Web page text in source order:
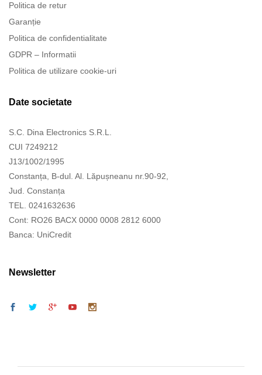
Politica de retur
Garanție
Politica de confidentialitate
GDPR – Informatii
Politica de utilizare cookie-uri
Date societate
S.C. Dina Electronics S.R.L.
CUI 7249212
J13/1002/1995
Constanța, B-dul. Al. Lăpușneanu nr.90-92,
Jud. Constanța
TEL. 0241632636
Cont: RO26 BACX 0000 0008 2812 6000
Banca: UniCredit
Newsletter